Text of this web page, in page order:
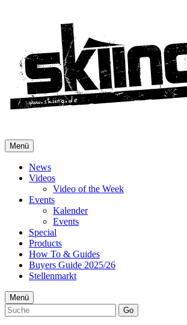
Menü
News
Videos
Video of the Week
Events
Kalender
Events
Special
Products
How To & Guides
Buyers Guide 2025/26
Stellenmarkt
Menü
Go